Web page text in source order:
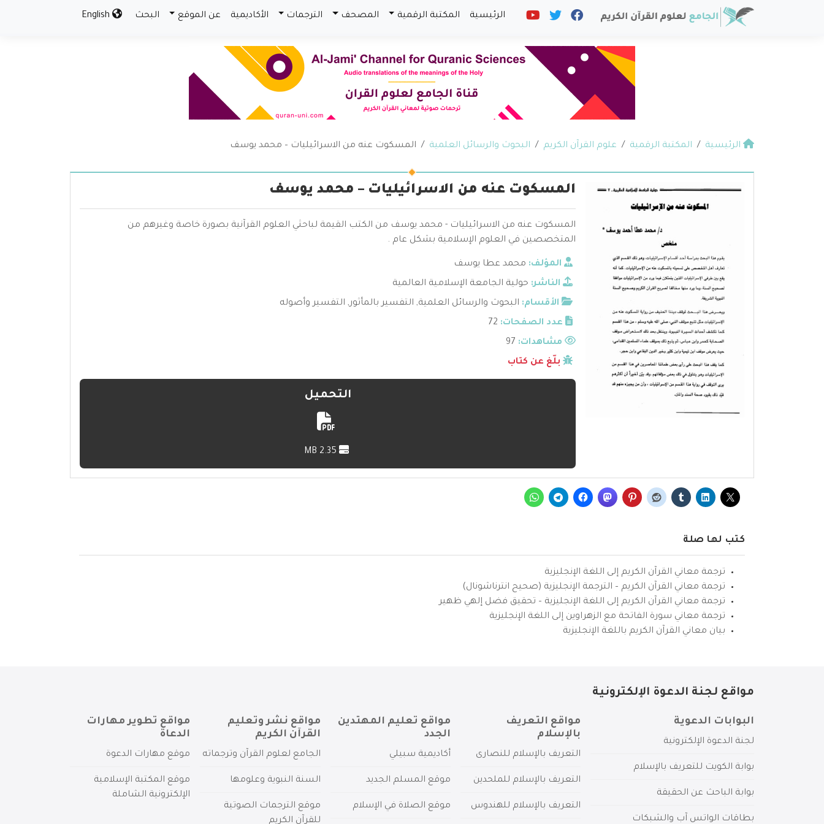
الرئيسية المكتبة الرقمية المصحف الترجمات الأكاديمية عن الموقع البحث
الرئيسية المكتبة الرقمية علوم القرآن الكريم البحوث والرسائل العلمية المسكوت عنه من الاسرائيليات – محمد يوسف
المسكوت عنه من الاسرائيليات – محمد يوسف
المسكوت عنه من الاسرائيليات - محمد يوسف من الكتب القيمة لباحثي العلوم القرآنية بصورة خاصة وغيرهم من
المتخصصين في العلوم الإسلامية بشكل عام .
المؤلف: محمد عطا يوسف
الناشر: حولية الجامعة الإسلامية العالمية
الأقسام: البحوث والرسائل العلمية, التفسير بالمأثور, التفسير وأصوله
عدد الصفحات: 72
مشاهدات:
بلّغ عن كتاب
التحميل
كتب لها صلة
ترجمة معاني القرآن الكريم إلى اللغة الإنجليزية
ترجمة معاني القرآن الكريم – الترجمة الإنجليزية (صحيح انترناشونال)
ترجمة معاني القرآن الكريم إلى اللغة الإنجليزية – تحقيق فضل إلهي ظهير
ترجمة معاني سورة الفاتحة مع الزهراوين إلى اللغة الإنجليزية
بيان معاني القرآن الكريم باللغة الإنجليزية
مواقع لجنة الدعوة الإلكترونية
البوابات الدعوية
لجنة الدعوة الإلكترونية
بوابة الكويت للتعريف بالإسلام
بوابة الباحث عن الحقيقة
بطاقات الواتس آب والشبكات
مواقع التعريف
بالإسلام
التعريف بالإسلام للنصارى
التعريف بالإسلام للملحدين
التعريف بالإسلام للهندوس
مواقع تعليم المهتدين
الجدد
أكاديمية سبيلي
موقع المسلم الجديد
موقع الصلاة في الإسلام
مواقع نشر وتعليم
القرآن الكريم
الجامع لعلوم القرآن وترجماته
السنة النبوية وعلومها
موقع الترجمات الصوتية
للقرآن الكريم
مواقع تطوير مهارات
الدعاة
موقع مهارات الدعوة
موقع المكتبة الإسلامية
الإلكترونية الشاملة